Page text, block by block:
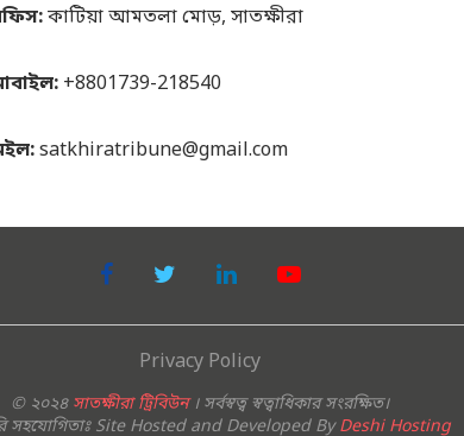
কাটিয়া আমতলা মোড়, সাতক্ষীরা
+8801739-218540
satkhiratribune@gmail.com
Privacy Policy
© ২০২৪ সাতক্ষীরা ট্রিবিউন। সর্বস্বত্ব স্বত্বাধিকার সংরক্ষিত।
সহযোগিতাঃ Site Hosted and Developed ByDeshi Hosting